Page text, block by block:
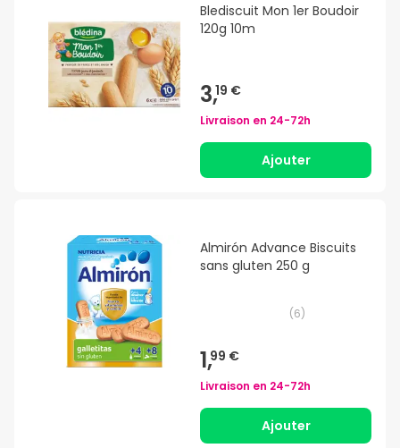
Blediscuit Mon 1er Boudoir
120g 10m
3,19 €
Livraison en 24-72h
Ajouter
Almirón Advance Biscuits
sans gluten 250 g
(6)
1,99 €
Livraison en 24-72h
Ajouter